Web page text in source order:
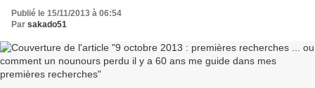
Publié le 15/11/2013 à 06:54
Par sakado51